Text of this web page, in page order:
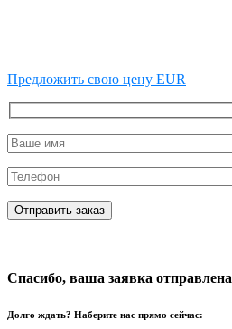
Предложить свою цену EUR
Спасибо, ваша заявка отправлена
Долго ждать? Наберите нас прямо сейчас: